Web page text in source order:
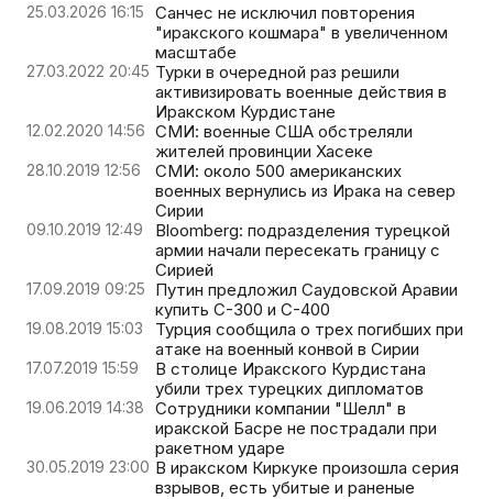
25.03.2026 16:15
Санчес не исключил повторения
"иракского кошмара" в увеличенном
масштабе
27.03.2022 20:45 Турки в очередной раз решили
активизировать военные действия в
Иракском Курдистане
12.02.2020 14:56 СМИ: военные США обстреляли
жителей провинции Хасеке
28.10.2019 12:56
СМИ: около 500 американских
военных вернулись из Ирака на север
Сирии
09.10.2019 12:49
Bloomberg: подразделения турецкой
армии начали пересекать границу с
Сирией
17.09.2019 09:25
Путин предложил Саудовской Аравии
купить С-300 и С-400
19.08.2019 15:03
Турция сообщила о трех погибших при
атаке на военный конвой в Сирии
17.07.2019 15:59
В столице Иракского Курдистана
убили трех турецких дипломатов
19.06.2019 14:38
Сотрудники компании "Шелл" в
иракской Басре не пострадали при
ракетном ударе
30.05.2019 23:00 В иракском Киркуке произошла серия
взрывов, есть убитые и раненые